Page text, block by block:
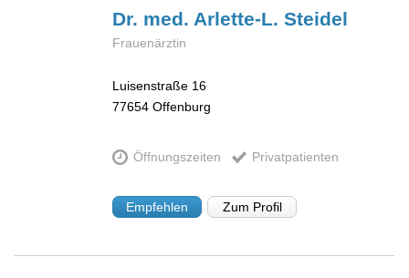
Dr. med. Arlette-L.Steidel
Frauenärztin
Luisenstraße 16
77654 Offenburg
Öffnungszeiten Privatpatienten
Empfehlen Zum Profil